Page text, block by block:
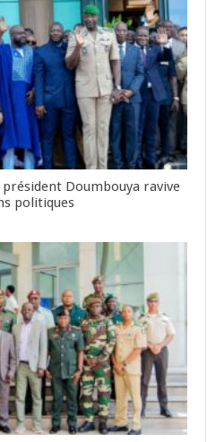
président Doumbouya ravive
politiques